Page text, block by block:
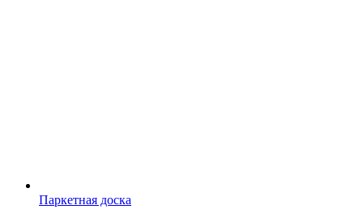
Паркетная доска